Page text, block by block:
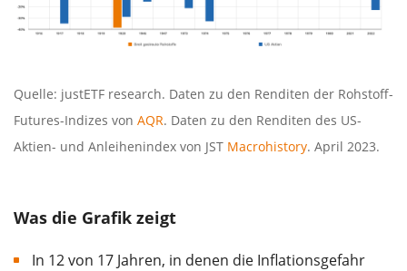
Quelle: justETF research. Daten zu den Renditen der Rohstoff-
Futures-Indizes von AQR. Daten zu den Renditen des US-
Aktien- und Anleihenindex von JST Macrohistory. April 2023.
Was die Grafik zeigt
In 12 von 17 Jahren, in denen die Inflationsgefahr